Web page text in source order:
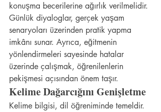
konuşma becerilerine ağırlık verilmelidir.
Günlük diyaloglar, gerçek yaşam
senaryoları üzerinden pratik yapma
imkânı sunar. Ayrıca, eğitmenin
yönlendirmeleri sayesinde hatalar
üzerinde çalışmak, öğrenilenlerin
pekişmesi açısından önem taşır.
Kelime Dağarcığını Genişletme
Kelime bilgisi, dil öğreniminde temeldir.